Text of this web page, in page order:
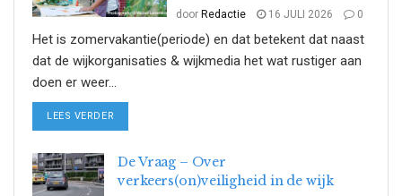
door Redactie 16 JULI 2026 0
Het is zomervakantie(periode) en dat betekent dat naast
dat de wijkorganisaties & wijkmedia het wat rustiger aan
doen er weer...
LEES VERDER
De Vraag – Over
verkeers(on)veiligheid in de wijk